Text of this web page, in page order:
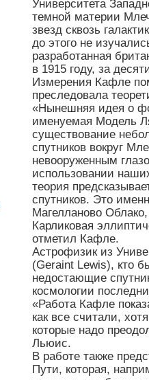
Университета
темной материи
звезд сквозь
до этого не
разработанная
в 1915 году, за
Измерения Кафле
преследовала
«Нынешняя идея о
именуемая Модель
существование
спутников вокруг
невооруженным
использовании
теория
спутников. Это
Магелланово
Карликовая
отметил Кафле.
Астрофизик из
(Geraint Lewis), кто
недостающие
космологии
«Работа Кафле
как все считали,
которые надо
Льюис.
В работе также
Пути, которая,